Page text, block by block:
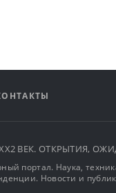
ВЕК. ОТКРЫТИЯ,
портал. Наука,
Новости и